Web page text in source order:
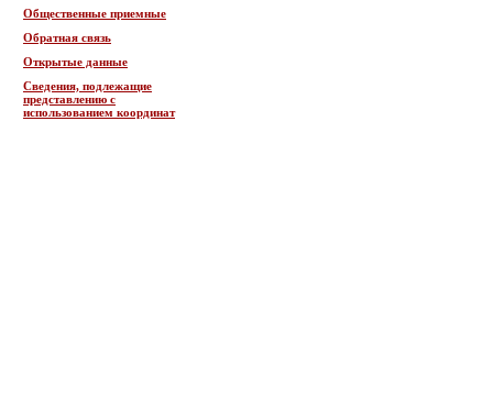
Общественные приемные
Обратная связь
Открытые данные
Сведения, подлежащие
представлению с
использованием координат